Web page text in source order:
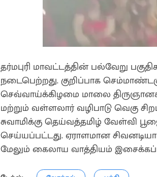
தர்மபுரி மாவட்டத்தின் பல்வேறு
நடைபெற்றது. குறிப்பாக
செவ்வாய்க்கிழமை மாலை
மற்றும் வள்ளலார் வழிபாடு வெகு
சுவாமிக்கு தெய்வத்தமிழ் வேள்வி
செய்யப்பட்டது. ஏராளமான
மேலும் கைலாய வாத்தியம்